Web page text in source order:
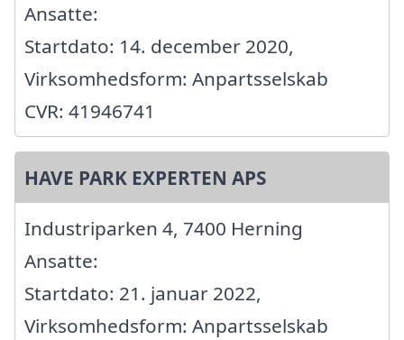
Ansatte:
Startdato: 14. december 2020,
Virksomhedsform: Anpartsselskab
CVR: 41946741
HAVE PARK EXPERTEN APS
Industriparken 4, 7400 Herning
Ansatte:
Startdato: 21. januar 2022,
Virksomhedsform: Anpartsselskab